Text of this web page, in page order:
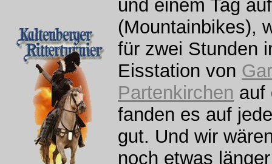
und einem Tag
(Mountainbikes),
für zwei Stunden
Eisstation von
Partenkirchen auf
fanden es auf
gut. Und wir
noch etwas